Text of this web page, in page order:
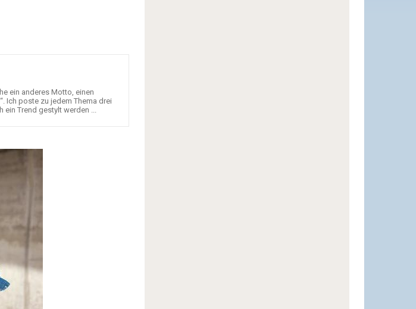
ein anderes Motto, einen
Ich poste zu jedem Thema drei
ein Trend gestylt werden ...